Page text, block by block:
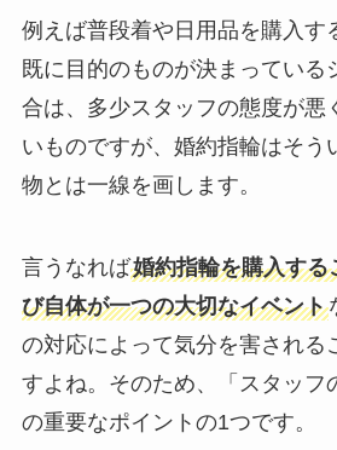
例えば普段着や日用品を購入す
既に目的のものが決まっている
合は、多少スタッフの態度が悪
いものですが、婚約指輪はそう
物とは一線を画します。
言うなれば婚約指輪を購入する
び自体が一つの大切なイベント
の対応によって気分を害される
すよね。そのため、「スタッフ
の重要なポイントの1つです。